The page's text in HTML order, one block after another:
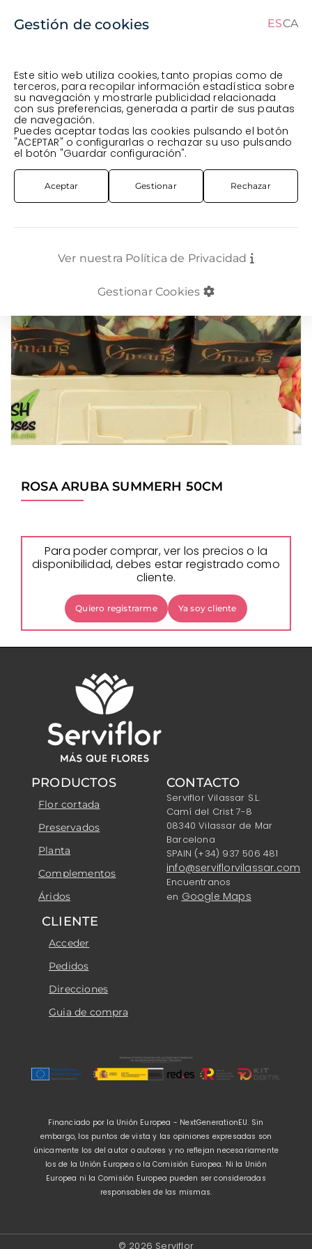
CAES
Pedido en curso (Previsto para el dia) ·
Transportista
Ver Pedido
FLOR CORTADA
ROSA ESPAÑA / HOLANDA
ROSA ARUBA SUMMERH 50CM
ROSA ARUBA SUMMERH 50CM
Para poder comprar, ver los precios o la
disponibilidad, debes estar registrado como
cliente.
Quiero registrarme Ya soy cliente
Gestión de cookies ESCA
Este sitio web utiliza cookies, tanto propias como de
terceros, para recopilar información estadística sobre
su navegación y mostrarle publicidad relacionada
con sus preferencias, generada a partir de sus pautas
de navegación.
Puedes aceptar todas las cookies pulsando el botón
"ACEPTAR" o configurarlas o rechazar su uso pulsando
el botón "Guardar configuración".
Aceptar Gestionar Rechazar
Ver nuestra Política de Privacidad
Gestionar Cookies
PRODUCTOS
Flor cortada
Preservados
Planta
Complementos
Áridos
CONTACTO
Serviflor Vilassar S.L.
Camí del Crist 7-8
08340 Vilassar de Mar
Barcelona
SPAIN (+34) 937 506 481
info@serviflorvilassar.com
Encuentranos
en Google Maps
CLIENTE
Acceder
Pedidos
Direcciones
Guia de compra
Financiado por la Unión Europea - NextGenerationEU. Sin
embargo, los puntos de vista y las opiniones expresadas son
únicamente los del autor o autores y no reflejan necesariamente
los de la Unión Europea o la Comisión Europea. Ni la Unión
Europea ni la Comisión Europea pueden ser consideradas
responsables de las mismas.
© 2026 Serviflor